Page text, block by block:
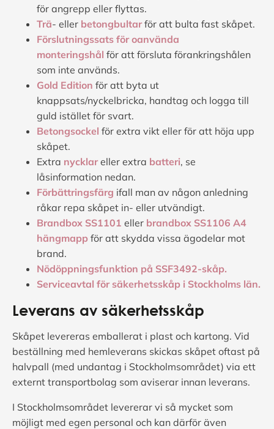
för angrepp eller flyttas.
Trä- eller betongbultarför att bulta fast skåpet.
Förslutningssats för oanvända
monteringshål för att försluta förankringshålen
som inte används.
Gold Edition för att byta ut
knappsats/nyckelbricka, handtag och logga till
guld istället för svart.
Betongsockel för extra vikt eller för att höja upp
skåpet.
Extra nycklareller extra batteri, se
låsinformation nedan.
Förbättringsfärg ifall man av någon anledning
råkar repa skåpet in- eller utvändigt.
Brandbox SS1101 eller brandbox SS1106 A4
hängmapp för att skydda vissa ägodelar mot
brand.
Nödöppningsfunktion på SSF3492-skåp.
Serviceavtal för säkerhetsskåp i Stockholms län.
Leverans av säkerhetsskåp
Skåpet levereras emballerat i plast och kartong. Vid
beställning med hemleverans skickas skåpet oftast på
halvpall (med undantag i Stockholmsområdet) via ett
externt transportbolag som aviserar innan leverans.
I Stockholmsområdet levererar vi så mycket som
möjligt med egen personal och kan därför även